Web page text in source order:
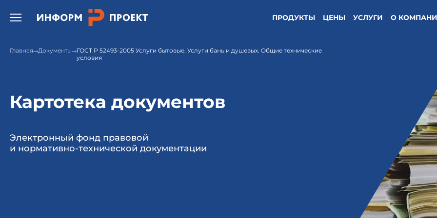
Открыть бургер меню. ПРОДУКТЫ ЦЕНЫ УСЛУГИ О
Главная Документы
ГОСТ Р 52493-2005 Услуги бытовые. Услуги бань и душевых. Общие технические
условия
Картотека документов
Электронный фонд правовой
и нормативно-технической документации